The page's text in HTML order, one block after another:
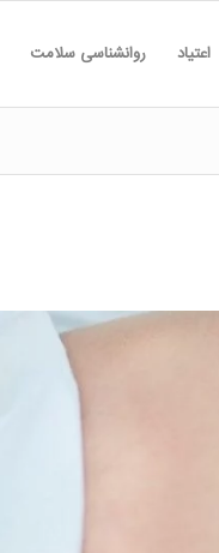
اعتیاد روانشناسی سلامت